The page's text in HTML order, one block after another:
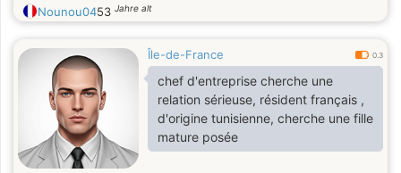
Nounou0453 Jahre alt
Île-de-France 0.3
chef d'entreprise cherche une
relation sérieuse, résident français ,
d'origine tunisienne, cherche une fille
mature posée